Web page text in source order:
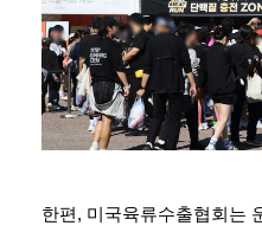
한편, 미국육류수출협회는